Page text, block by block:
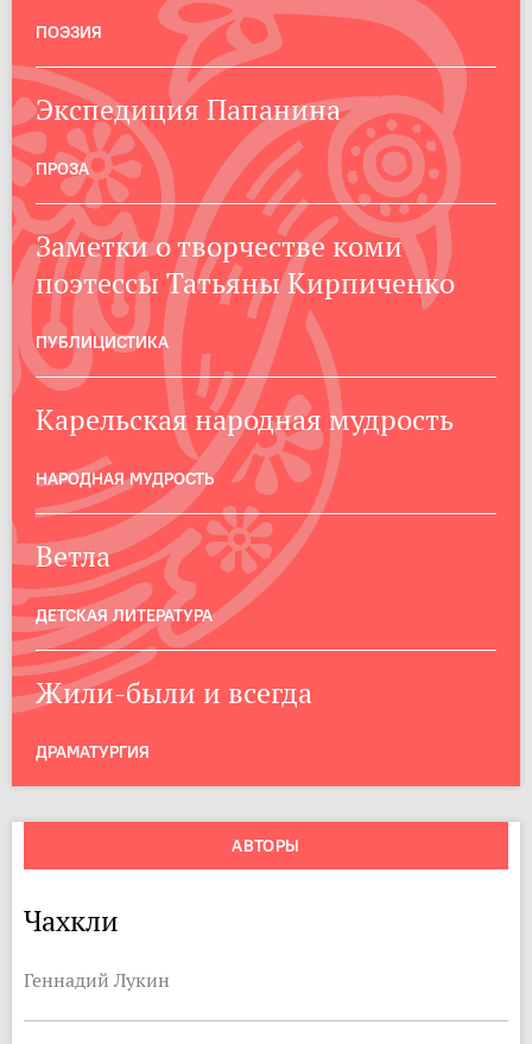
ПОЭЗИЯ
Экспедиция Папанина
ПРОЗА
Заметки о творчестве коми
поэтессы Татьяны Кирпиченко
ПУБЛИЦИСТИКА
Карельская народная мудрость
НАРОДНАЯ МУДРОСТЬ
Ветла
ДЕТСКАЯ ЛИТЕРАТУРА
Жили-были и всегда
ДРАМАТУРГИЯ
АВТОРЫ
Чахкли
Геннадий Лукин